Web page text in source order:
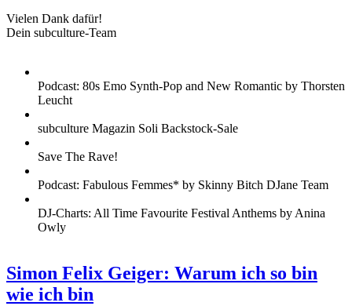
Vielen Dank dafür!
Dein subculture-Team
Podcast: 80s Emo Synth-Pop and New Romantic by Thorsten
Leucht
subculture Magazin Soli Backstock-Sale
Save The Rave!
Podcast: Fabulous Femmes* by Skinny Bitch DJane Team
DJ-Charts: All Time Favourite Festival Anthems by Anina
Owly
Simon Felix Geiger: Warum ich so bin
wie ich bin